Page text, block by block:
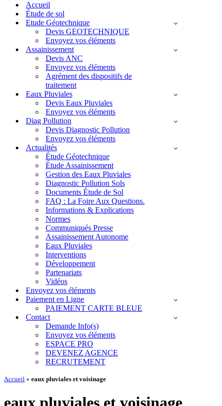
navigationAccueil
Étude de sol
Etude Géotechnique
Devis GEOTECHNIQUE
Envoyez vos éléments
Assainissement
Devis ANC
Envoyez vos éléments
Agrément des dispositifs de
traitement
Eaux Pluviales
Devis Eaux Pluviales
Envoyez vos éléments
Diag Pollution
Devis Diagnostic Pollution
Envoyez vos éléments
Actualités
Étude Géotechnique
Étude Assainissement
Gestion des Eaux Pluviales
Diagnostic Pollution Sols
Documents Étude de Sol
FAQ : La Foire Aux Questions.
Informations & Explications
Normes
Communiqués Presse
Assainissement Autonome
Eaux Pluviales
Interventions
Développement
Partenariats
Vidéos
Envoyez vos éléments
Paiement en Ligne
PAIEMENT CARTE BLEUE
Contact
Demande Info(s)
Envoyez vos éléments
ESPACE PRO
DEVENEZ AGENCE
RECRUTEMENT
Accueil » eaux pluviales et voisinage